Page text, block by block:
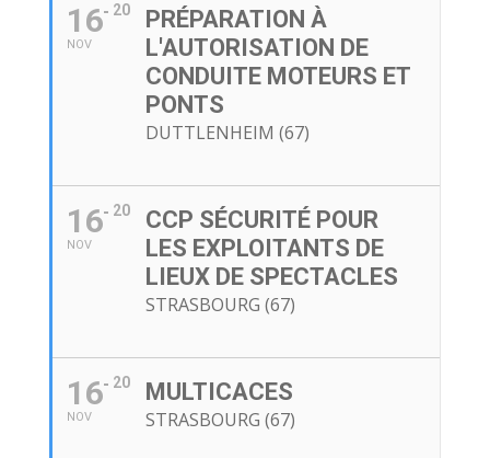
16
NOV
20
PRÉPARATION À
L'AUTORISATION DE
CONDUITE MOTEURS ET
PONTS
DUTTLENHEIM (67)
16
NOV
20
CCP SÉCURITÉ POUR
LES EXPLOITANTS DE
LIEUX DE SPECTACLES
STRASBOURG (67)
16
NOV
20 MULTICACES
STRASBOURG (67)